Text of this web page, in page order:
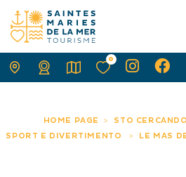
HOME PAGE
STO CERCANDO
SPORT E DIVERTIMENTO
LE MAS
0